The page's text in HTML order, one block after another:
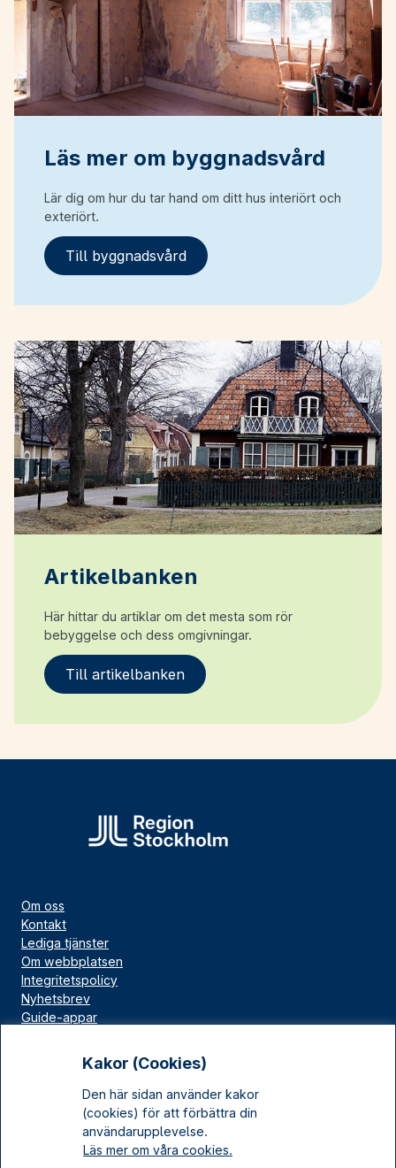
Kakor (Cookies)
Den här sidan använder kakor
(cookies) för att förbättra din
användarupplevelse.
Läs mer om våra cookies.
Läs mer om byggnadsvård
Lär dig om hur du tar hand om ditt hus interiört och
exteriört.
Till byggnadsvård
Artikelbanken
Här hittar du artiklar om det mesta som rör
bebyggelse och dess omgivningar.
Till artikelbanken
Om oss
Kontakt
Lediga tjänster
Om webbplatsen
Integritetspolicy
Nyhetsbrev
Guide-appar
Kulturarv Stockholm
Sociala medier